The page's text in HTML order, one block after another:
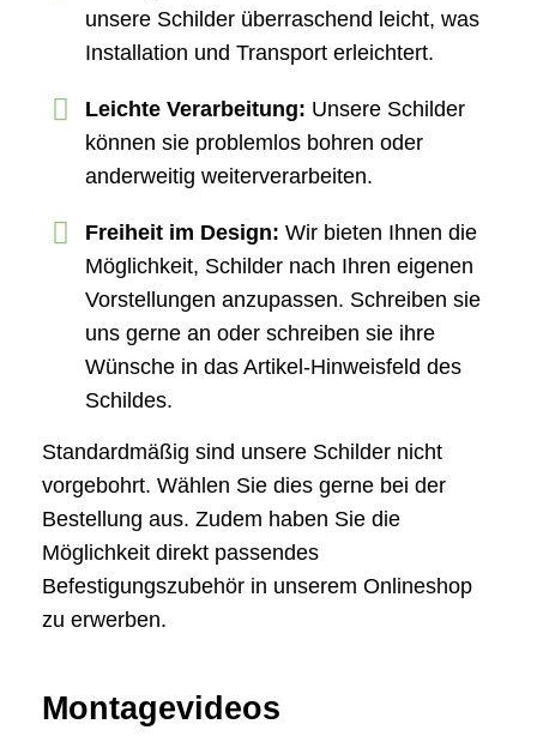
unsere Schilder überraschend leicht, was
Installation und Transport erleichtert.
Leichte Verarbeitung: Unsere Schilder
können sie problemlos bohren oder
anderweitig weiterverarbeiten.
Freiheit im Design:Wir bieten Ihnen die
Möglichkeit, Schilder nach Ihren eigenen
Vorstellungen anzupassen. Schreiben sie
uns gerne an oder schreiben sie ihre
Wünsche in das Artikel-Hinweisfeld des
Schildes.
Standardmäßig sind unsere Schilder nicht
vorgebohrt. Wählen Sie dies gerne bei der
Bestellung aus. Zudem haben Sie die
Möglichkeit direkt passendes
Befestigungszubehör in unserem Onlineshop
zu erwerben.
Montagevideos